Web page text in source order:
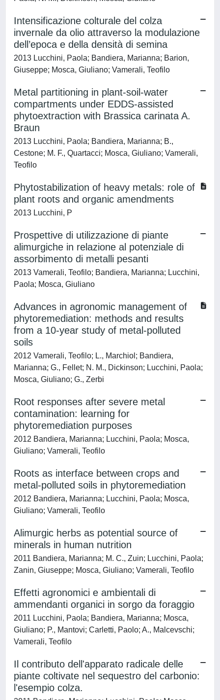
Intensificazione colturale del colza
invernale da olio attraverso la modulazione
dell’epoca e della densità di semina
2013 Lucchini, Paola; Bandiera, Marianna; Barion,
Giuseppe; Mosca, Giuliano; Vamerali, Teofilo
Metal partitioning in plant-soil-water
compartments under EDDS-assisted
phytoextraction with Brassica carinata A.
Braun
2013 Lucchini, Paola; Bandiera, Marianna; B.,
Cestone; M. F., Quartacci; Mosca, Giuliano; Vamerali,
Teofilo
Phytostabilization of heavy metals: role of
plant roots and organic amendments
2013 Lucchini, P
Prospettive di utilizzazione di piante
alimurgiche in relazione al potenziale di
assorbimento di metalli pesanti
2013 Vamerali, Teofilo; Bandiera, Marianna; Lucchini,
Paola; Mosca, Giuliano
Advances in agronomic management of
phytoremediation: methods and results
from a 10-year study of metal-polluted
soils
2012 Vamerali, Teofilo; L., Marchiol; Bandiera,
Marianna; G., Fellet; N. M., Dickinson; Lucchini, Paola;
Mosca, Giuliano; G., Zerbi
Root responses after severe metal
contamination: learning for
phytoremediation purposes
2012 Bandiera, Marianna; Lucchini, Paola; Mosca,
Giuliano; Vamerali, Teofilo
Roots as interface between crops and
metal-polluted soils in phytoremediation
2012 Bandiera, Marianna; Lucchini, Paola; Mosca,
Giuliano; Vamerali, Teofilo
Alimurgic herbs as potential source of
minerals in human nutrition
2011 Bandiera, Marianna; M. C., Zuin; Lucchini, Paola;
Zanin, Giuseppe; Mosca, Giuliano; Vamerali, Teofilo
Effetti agronomici e ambientali di
ammendanti organici in sorgo da foraggio
2011 Lucchini, Paola; Bandiera, Marianna; Mosca,
Giuliano; P., Mantovi; Carletti, Paolo; A., Malcevschi;
Vamerali, Teofilo
Il contributo dell'apparato radicale delle
piante coltivate nel sequestro del carbonio:
l'esempio colza.